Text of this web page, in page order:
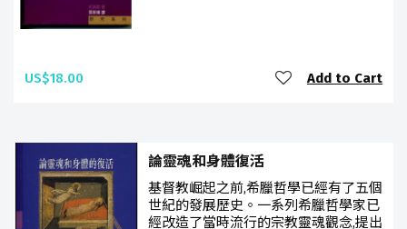
US$18.00 Add to Cart
論靈魂和身體復活
基督教崛起之前,希臘哲學已經有了五個
世紀的發展歷史。一系列希臘哲學家已
經改造了當時流行的宗教靈魂觀念,提出